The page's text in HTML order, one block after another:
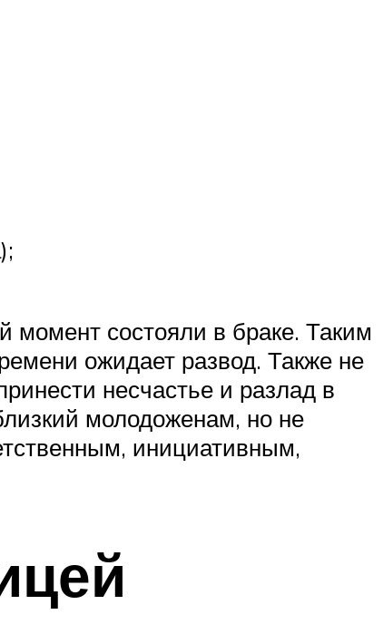
момент состояли в браке. Таким
ожидает развод. Также не
несчастье и разлад в
молодоженам, но не
инициативным,